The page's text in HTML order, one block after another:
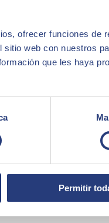
ofrecer funciones de
sitio web con nuestros
que les haya
Permitir